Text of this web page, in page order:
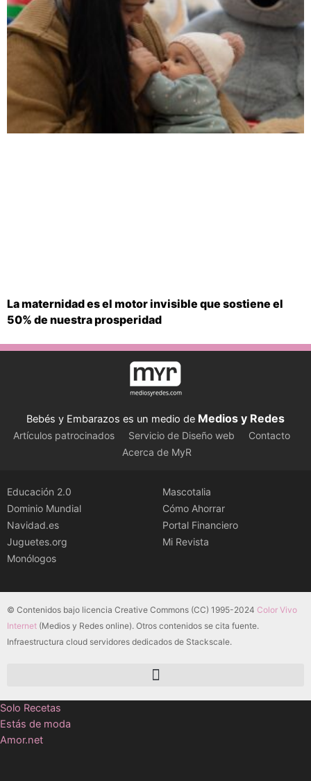
La maternidad es el motor invisible que sostiene el
50% de nuestra prosperidad
Bebés y Embarazos es un medio de Medios y Redes
Artículos patrocinados Servicio de Diseño web
Contacto
Acerca de MyR
Educación 2.0
Dominio Mundial
Navidad.es
Juguetes.org
Monólogos
Mascotalia
Cómo Ahorrar
Portal Financiero
Mi Revista
© Contenidos bajo licencia Creative Commons (CC) 1995-2024 Color Vivo
Internet (Medios y Redes online). Otros contenidos se cita fuente.
Infraestructura cloud servidores dedicados de Stackscale.
Solo Recetas
Estás de moda
Amor.net